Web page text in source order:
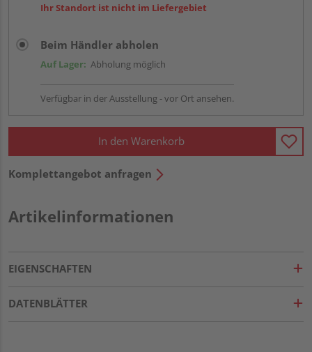
Ihr Standort ist nicht im Liefergebiet
Beim Händler abholen
Auf Lager: Abholung möglich
Verfügbar in der Ausstellung - vor Ort ansehen.
In den Warenkorb
Komplettangebot anfragen
Artikelinformationen
EIGENSCHAFTEN
DATENBLÄTTER